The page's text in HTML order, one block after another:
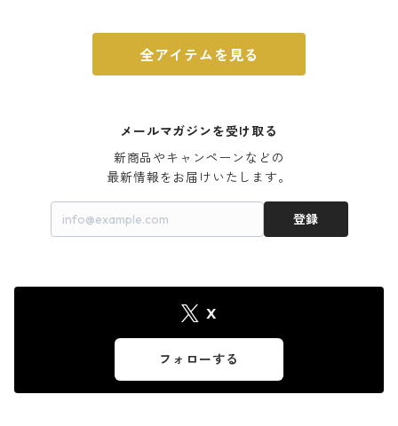
全アイテムを見る
メールマガジンを受け取る
新商品やキャンペーンなどの
最新情報をお届けいたします。
登録
X
フォローする